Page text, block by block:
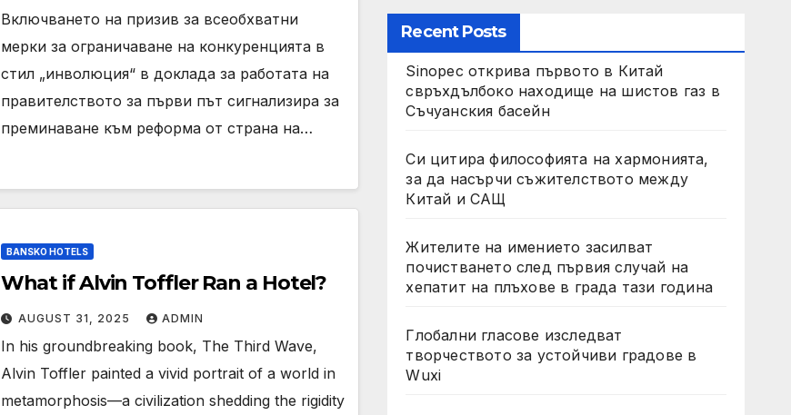
“инволюция”
Включването на призив за всеобхватни
мерки за ограничаване на конкуренцията в
стил „инволюция“ в доклада за работата на
правителството за първи път сигнализира за
преминаване към реформа от страна на…
BANSKO HOTELS
What if Alvin Toffler Ran a Hotel?
AUGUST 31, 2025 ADMIN
In his groundbreaking book, The Third Wave,
Alvin Toffler painted a vivid portrait of a world in
metamorphosis—a civilization shedding the rigidity
Recent Posts
Sinopec открива първото в Китай
свръхдълбоко находище на шистов газ в
Съчуанския басейн
Си цитира философията на хармонията,
за да насърчи съжителството между
Китай и САЩ
Жителите на имението засилват
почистването след първия случай на
хепатит на плъхове в града тази година
Глобални гласове изследват
творчеството за устойчиви градове в
Wuxi